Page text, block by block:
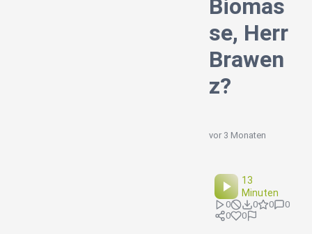
Biomas
se, Herr
Brawen
z?
vor 3 Monaten
13
Minuten
0 0 0
0
0
0